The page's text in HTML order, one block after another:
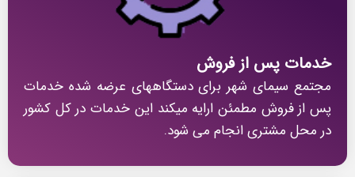
خدمات پس از فروش
مجتمع سیمای شهر برای دستگاههای عرضه شده خدمات
پس از فروش مطمئن ارایه میکند این خدمات در کل کشور
در محل مشتری انجام می شود.